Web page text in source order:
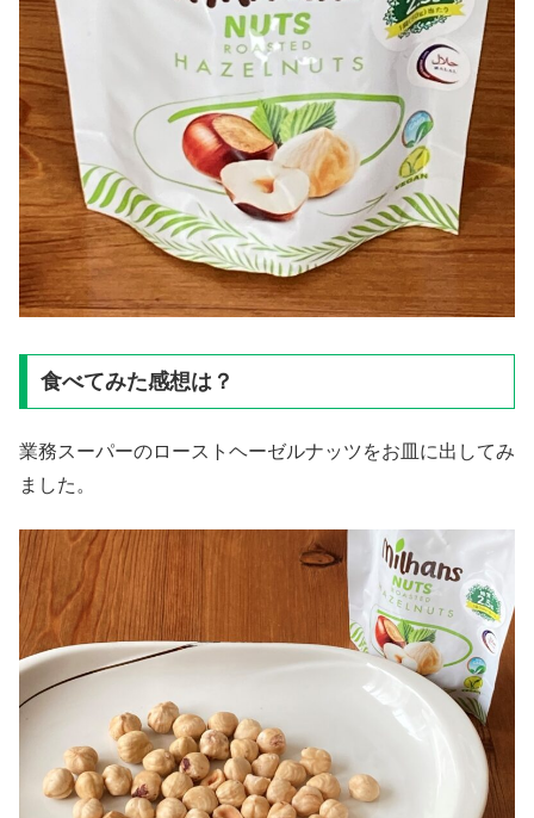
食べてみた感想は？
業務スーパーのローストヘーゼルナッツをお皿に出してみ
ました。